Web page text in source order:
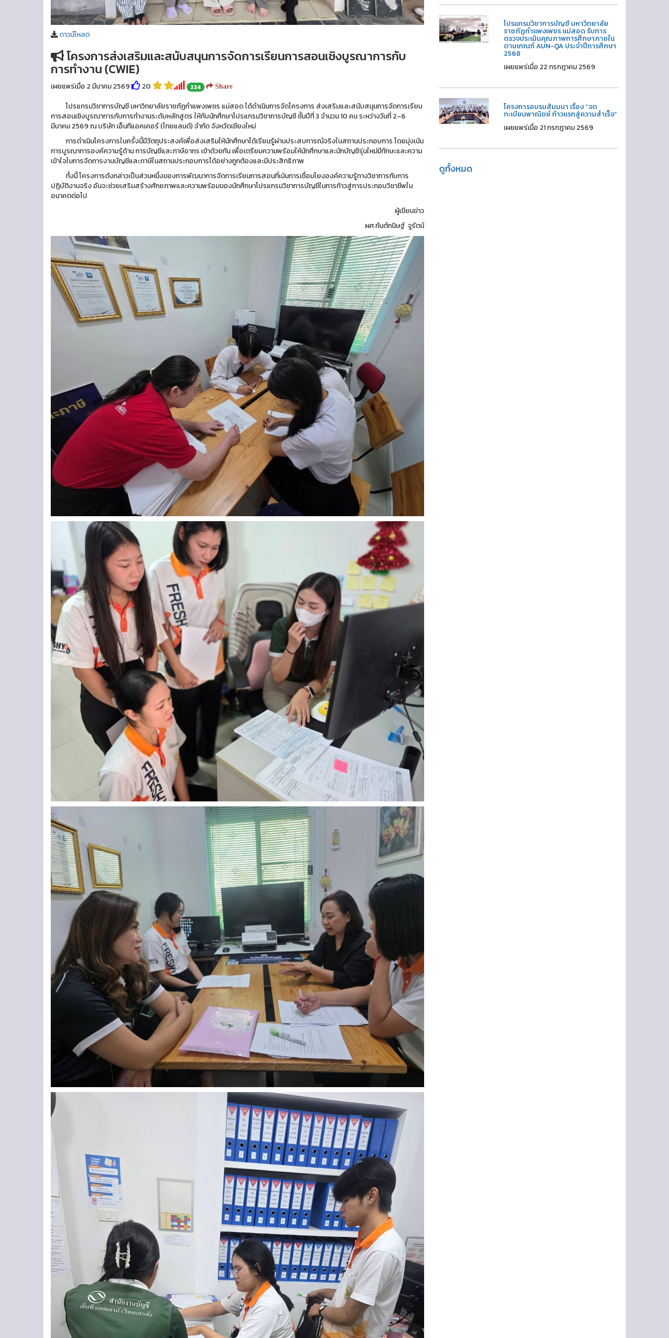
ดาวน์โหลด
โครงการส่งเสริมและสนับสนุนการจัดการเรียนการสอนเชิงบูรณาการกับ
การทำงาน (CWIE)
เผยแพร่เมื่อ 2 มีนาคม 2569 20 224 Share
โปรแกรมวิชาการบัญชี มหาวิทยาลัยราชภัฏกำแพงเพชร แม่สอด ได้ดำเนินการจัดโครงการ ส่งเสริมและสนับสนุนการจัดการเรียน
การสอนเชิงบูรณาการกับการทำงานระดับหลักสูตร ให้กับนักศึกษาโปรแกรมวิชาการบัญชี ชั้นปีที่ 3 จำนวน 10 คน ระหว่างวันที่ 2–6
มีนาคม 2569 ณ บริษัท เอ็นทีแอคเคอร์ (ไทยแลนด์) จำกัด จังหวัดเชียงใหม่
การดำเนินโครงการในครั้งนี้มีวัตถุประสงค์เพื่อส่งเสริมให้นักศึกษาได้เรียนรู้ผ่านประสบการณ์จริงในสถานประกอบการ โดยมุ่งเน้น
การบูรณาการองค์ความรู้ด้าน การบัญชีและภาษีอากร เข้าด้วยกัน เพื่อเตรียมความพร้อมให้นักศึกษาและนักบัญชีรุ่นใหม่มีทักษะและความ
เข้าใจในการจัดการงานบัญชีและภาษีในสถานประกอบการได้อย่างถูกต้องและมีประสิทธิภาพ
ทั้งนี้ โครงการดังกล่าวเป็นส่วนหนึ่งของการพัฒนาการจัดการเรียนการสอนที่เน้นการเชื่อมโยงองค์ความรู้ทางวิชาการกับการ
ปฏิบัติงานจริง อันจะช่วยเสริมสร้างศักยภาพและความพร้อมของนักศึกษาโปรแกรมวิชาการบัญชีในการก้าวสู่การประกอบวิชาชีพใน
อนาคตต่อไป
ผู้เขียนข่าว
ผศ.กันต์กนิษฐ์ จูรัตน์
โปรแกรมวิชาการบัญชี มหาวิทยาลัย
ราชภัฏกำแพงเพชร แม่สอด รับการ
ตรวจประเมินคุณภาพการศึกษาภายใน
ตามเกณฑ์ AUN-QA ประจำปีการศึกษา
2568
เผยแพร่เมื่อ 22 กรกฎาคม 2569
โครงการอบรมสัมมนา เรื่อง “จด
ทะเบียนพาณิชย์ ก้าวแรกสู่ความสำเร็จ”
เผยแพร่เมื่อ 21 กรกฎาคม 2569
ดูทั้งหมด